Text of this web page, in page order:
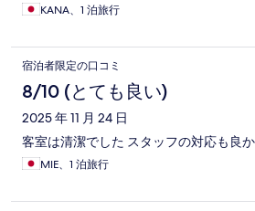
値段も手頃で立地も悪くなく良いホテル
ット駅からは少し歩きましたがホテルま
KANA、1 泊旅行
宿泊者限定の口コミ
8/10 (とても良い)
2025 年 11 月 24 日
客室は清潔でした スタッフの対応も良
MIE、1 泊旅行